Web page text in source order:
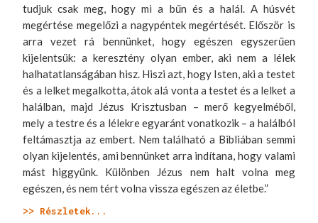
tudjuk csak meg, hogy mi a bűn és a halál. A húsvét
megértése megelőzi a nagypéntek megértését. Először is
arra vezet rá bennünket, hogy egészen egyszerűen
kijelentsük: a keresztény olyan ember, aki nem a lélek
halhatatlanságában hisz. Hiszi azt, hogy Isten, aki a testet
és a lelket megalkotta, átok alá vonta a testet és a lelket a
halálban, majd Jézus Krisztusban – merő kegyelméből,
mely a testre és a lélekre egyaránt vonatkozik – a halálból
feltámasztja az embert. Nem található a Bibliában semmi
olyan kijelentés, ami bennünket arra indítana, hogy valami
mást higgyünk. Különben Jézus nem halt volna meg
egészen, és nem tért volna vissza egészen az életbe.”
>> Részletek...